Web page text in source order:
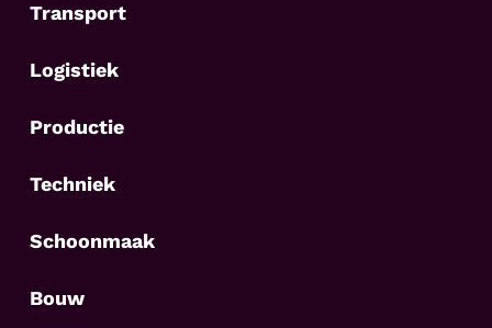
Transport
Logistiek
Productie
Techniek
Schoonmaak
Bouw